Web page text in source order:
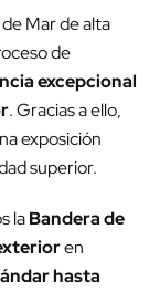
Mar de alta
de
excepcional
. Gracias a ello,
exposición
superior.
laBandera de
en
hasta